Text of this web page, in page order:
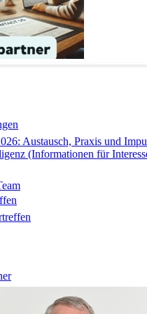
Austausch, Praxis und
(Informationen für